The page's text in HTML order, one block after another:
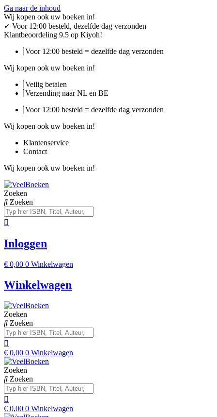
Ga naar de inhoud
Wij kopen ook uw boeken in!
✓ Voor 12:00 besteld, dezelfde dag verzonden
Klantbeoordeling 9.5 op Kiyoh!
Voor 12:00 besteld = dezelfde dag verzonden
Wij kopen ook uw boeken in!
Veilig betalen
Verzending naar NL en BE
Voor 12:00 besteld = dezelfde dag verzonden
Wij kopen ook uw boeken in!
Klantenservice
Contact
Wij kopen ook uw boeken in!
Zoeken
Zoeken
Inloggen
€ 0,00 0 Winkelwagen
Winkelwagen
Zoeken
Zoeken
€ 0,00 0 Winkelwagen
Zoeken
Zoeken
€ 0,00 0 Winkelwagen